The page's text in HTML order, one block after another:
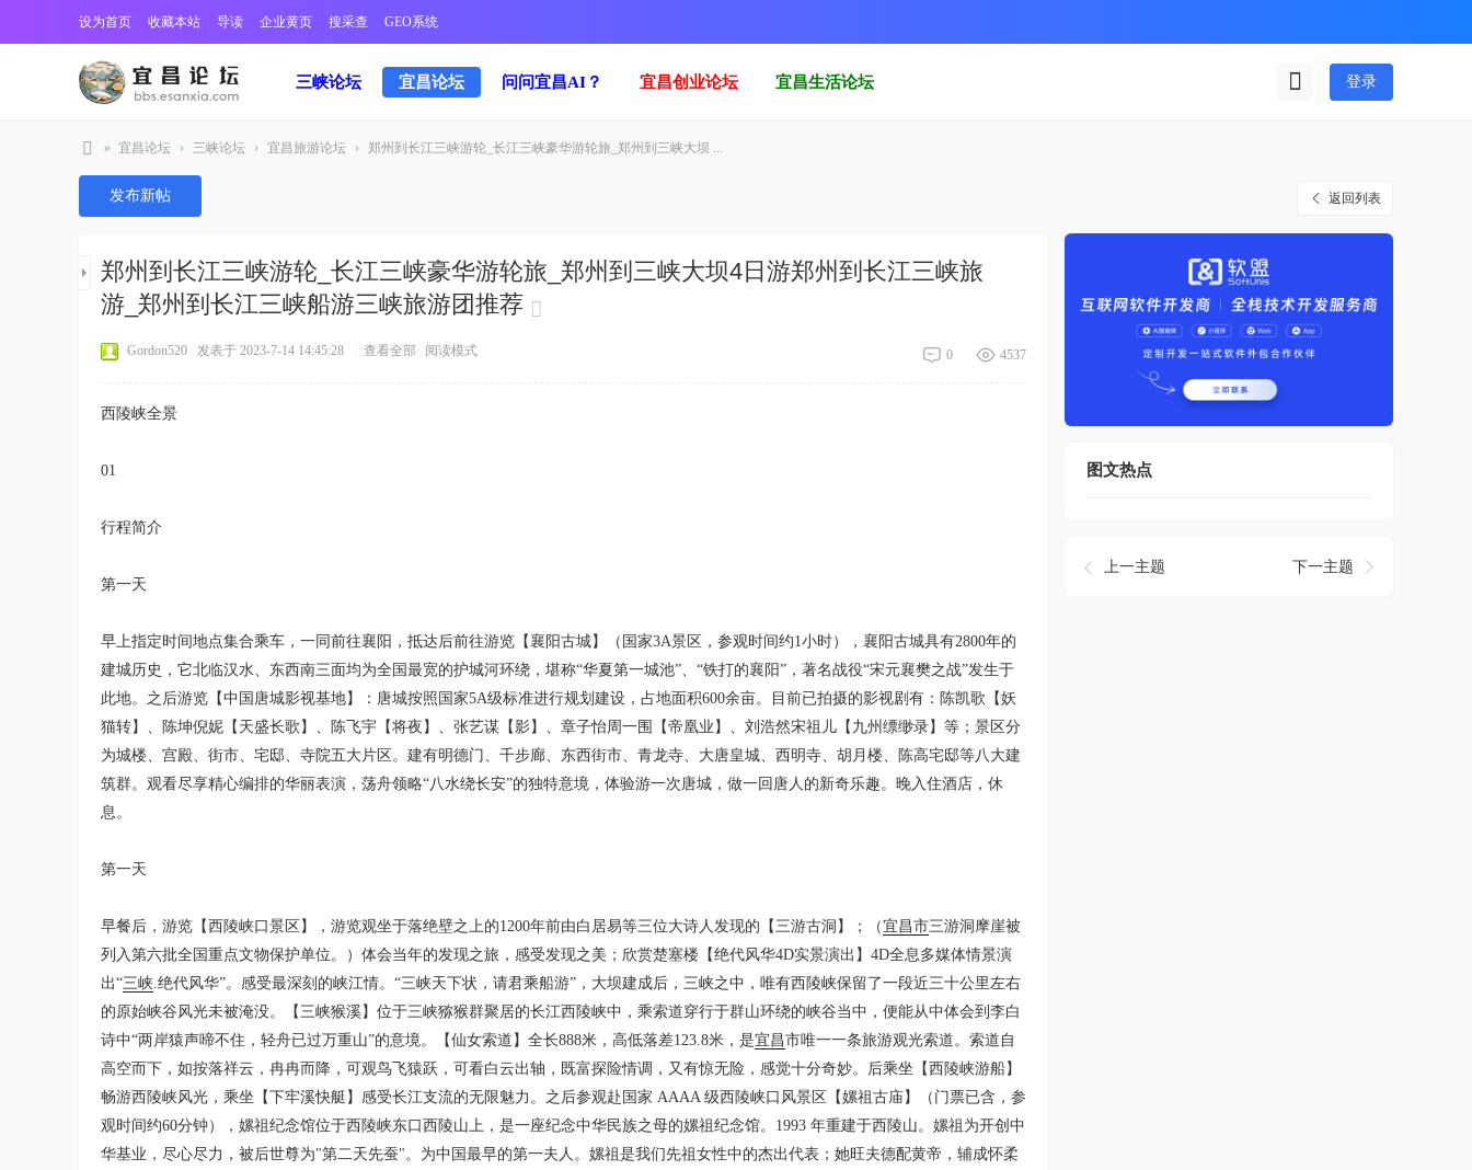
设为首页 收藏本站 导读 企业黄页 搜采查 GEO系统
三峡论坛 宜昌论坛 问问宜昌AI？ 宜昌创业论坛 宜昌生活论坛 登录
宜
昌
峡
» 宜昌论坛 › 三峡论坛 › 宜昌旅游论坛 › 郑州到长江三峡游轮_长江三峡豪华游轮旅_郑州到三峡大坝 ...
返回列表
发布新帖
郑州到长江三峡游轮_长江三峡豪华游轮旅_郑州到三峡大坝4日游郑州到长江三峡旅
游_郑州到长江三峡船游三峡旅游团推荐
4537
0
Gordon520 发表于 2023-7-14 14:45:28 查看全部 阅读模式
西陵峡全景
01
行程简介
第一天
早上指定时间地点集合乘车，一同前往襄阳，抵达后前往游览【襄阳古城】（国家3A景区，参观时间约1小时），襄阳古城具有2800年的
建城历史，它北临汉水、东西南三面均为全国最宽的护城河环绕，堪称“华夏第一城池”、“铁打的襄阳”，著名战役“宋元襄樊之战”发生于
此地。之后游览【中国唐城影视基地】：唐城按照国家5A级标准进行规划建设，占地面积600余亩。目前已拍摄的影视剧有：陈凯歌【妖
猫转】、陈坤倪妮【天盛长歌】、陈飞宇【将夜】、张艺谋【影】、章子怡周一围【帝凰业】、刘浩然宋祖儿【九州缥缈录】等；景区分
为城楼、宫殿、街市、宅邸、寺院五大片区。建有明德门、千步廊、东西街市、青龙寺、大唐皇城、西明寺、胡月楼、陈高宅邸等八大建
筑群。观看尽享精心编排的华丽表演，荡舟领略“八水绕长安”的独特意境，体验游一次唐城，做一回唐人的新奇乐趣。晚入住酒店，休
息。
第一天
早餐后，游览【西陵峡口景区】，游览观坐于落绝壁之上的1200年前由白居易等三位大诗人发现的【三游古洞】；（宜昌市三游洞摩崖被
列入第六批全国重点文物保护单位。）体会当年的发现之旅，感受发现之美；欣赏楚塞楼【绝代风华4D实景演出】4D全息多媒体情景演
出“三峡.绝代风华”。感受最深刻的峡江情。“三峡天下状，请君乘船游”，大坝建成后，三峡之中，唯有西陵峡保留了一段近三十公里左右
的原始峡谷风光未被淹没。【三峡猴溪】位于三峡猕猴群聚居的长江西陵峡中，乘索道穿行于群山环绕的峡谷当中，便能从中体会到李白
诗中“两岸猿声啼不住，轻舟已过万重山”的意境。【仙女索道】全长888米，高低落差123.8米，是宜昌市唯一一条旅游观光索道。索道自
高空而下，如按落祥云，冉冉而降，可观鸟飞猿跃，可看白云出轴，既富探险情调，又有惊无险，感觉十分奇妙。后乘坐【西陵峡游船】
畅游西陵峡风光，乘坐【下牢溪快艇】感受长江支流的无限魅力。之后参观赴国家 AAAA 级西陵峡口风景区【嫘祖古庙】（门票已含，参
观时间约60分钟），嫘祖纪念馆位于西陵峡东口西陵山上，是一座纪念中华民族之母的嫘祖纪念馆。1993 年重建于西陵山。嫘祖为开创中
华基业，尽心尽力，被后世尊为"第二天先蚕"。为中国最早的第一夫人。嫘祖是我们先祖女性中的杰出代表；她旺夫德配黄帝，辅成怀柔
图文热点
上一主题 下一主题